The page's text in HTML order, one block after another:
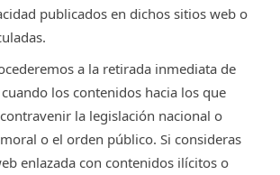
publicados en dichos sitios web o
a la retirada inmediata de
los contenidos hacia los que
la legislación nacional o
o el orden público. Si consideras
enlazada con contenidos ilícitos o